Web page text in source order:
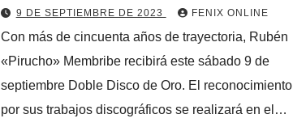
9 DE SEPTIEMBRE DE 2023 FENIX ONLINE
Con más de cincuenta años de trayectoria, Rubén
«Pirucho» Membribe recibirá este sábado 9 de
septiembre Doble Disco de Oro. El reconocimiento
por sus trabajos discográficos se realizará en el…